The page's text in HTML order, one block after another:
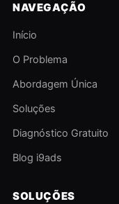
NAVEGAÇÃO
Início
O Problema
Abordagem Única
Soluções
Diagnóstico Gratuito
Blog i9ads
SOLUÇÕES